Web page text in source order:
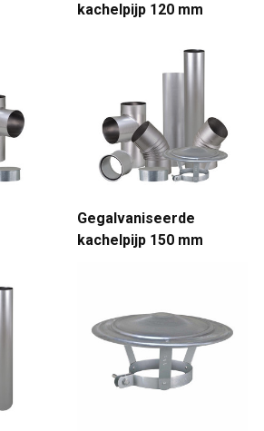
kachelpijp 120 mm
Gegalvaniseerde
kachelpijp 150 mm